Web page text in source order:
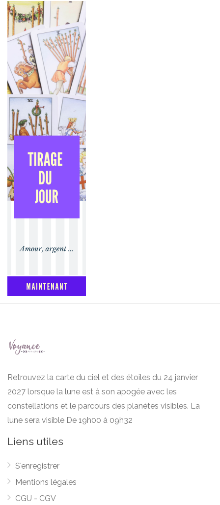
Retrouvez la carte du ciel et des étoiles du 24 janvier
2027 lorsque la lune est à son apogée avec les
constellations et le parcours des planètes visibles. La
lune sera visible De 19h00 à 09h32
Liens utiles
S'enregistrer
Mentions légales
CGU - CGV